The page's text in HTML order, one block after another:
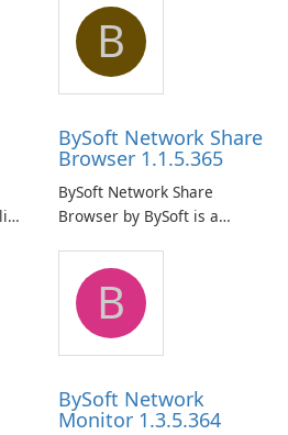
B
BySoft Network Share
Browser 1.1.5.365
BySoft Network Share
Browser by BySoft is a
application that allows users
to easily browse and manage
shared folders on their
network.
B
BySoft Network
Monitor 1.3.5.364